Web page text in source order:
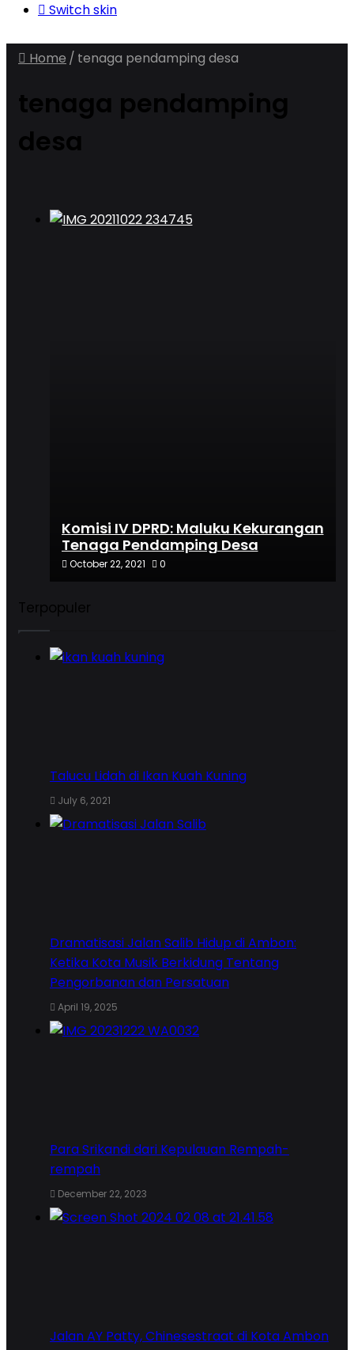
Switch skin
Home / tenaga pendamping desa
tenaga pendamping
desa
Komisi IV DPRD: Maluku Kekurangan
Tenaga Pendamping Desa
October 22, 2021 0
Terpopuler
Talucu Lidah di Ikan Kuah Kuning
July 6, 2021
Dramatisasi Jalan Salib Hidup di Ambon:
Ketika Kota Musik Berkidung Tentang
Pengorbanan dan Persatuan
April 19, 2025
Para Srikandi dari Kepulauan Rempah-
rempah
December 22, 2023
Jalan AY Patty, Chinesestraat di Kota Ambon